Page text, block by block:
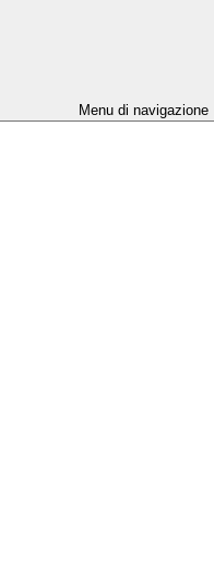
Menu di navigazione